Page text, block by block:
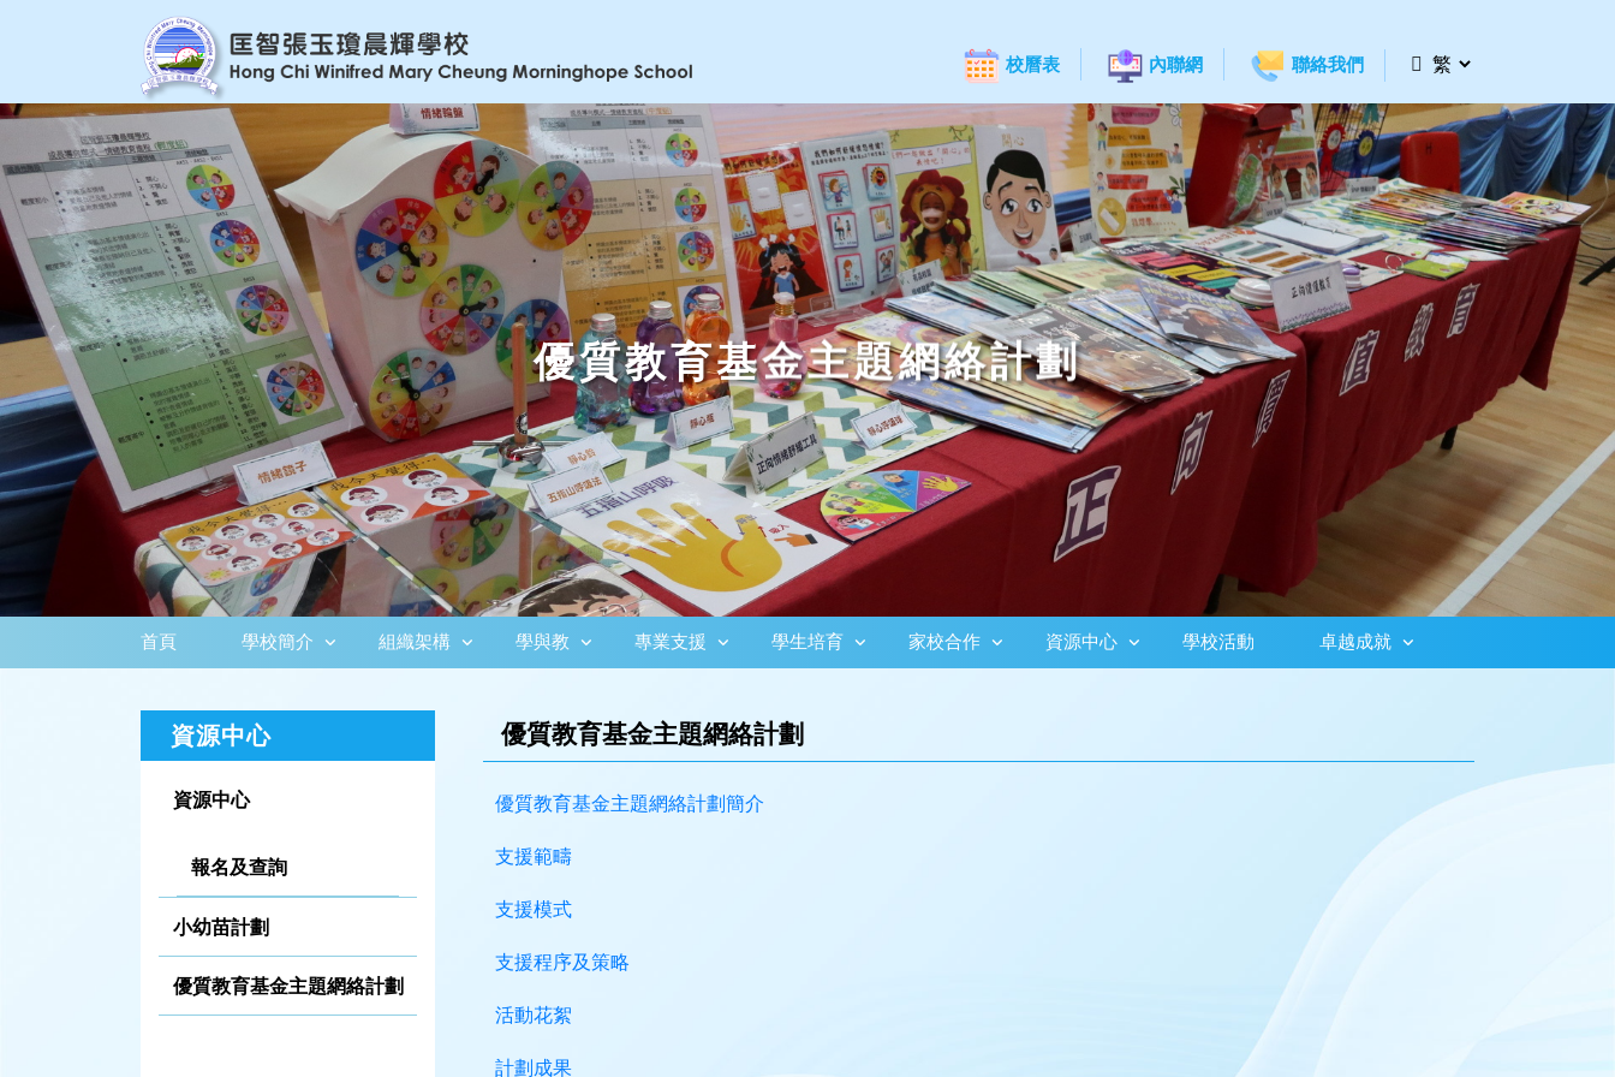
校曆表 內聯網 聯絡我們
優質教育基金主題網絡計劃
首頁 學校簡介 組織架構 學與教 專業支援 學生培育 家校合作 資源中心 學校活動 卓越成就
資源中心
資源中心
報名及查詢
小幼苗計劃
優質教育基金主題網絡計劃
優質教育基金主題網絡計劃
優質教育基金主題網絡計劃簡介
支援範疇
支援模式
支援程序及策略
活動花絮
計劃成果